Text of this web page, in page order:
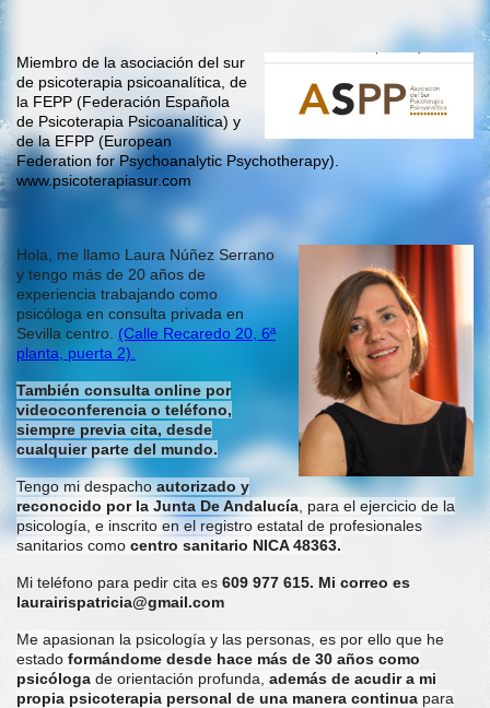
Miembro de la asociación del sur
de psicoterapia psicoanalítica, de
la FEPP (Federación Española
de Psicoterapia Psicoanalítica) y
de la EFPP (European
Federation for Psychoanalytic Psychotherapy).
www.psicoterapiasur.com
Hola, me llamo Laura Núñez Serrano
y tengo más de 20 años de
experiencia trabajando como
psicóloga en consulta privada en
Sevilla centro. (Calle Recaredo 20, 6ª
planta, puerta 2).
También consulta online por
videoconferencia o teléfono,
siempre previa cita, desde
cualquier parte del mundo.
Tengo mi despachoautorizado y
reconocido por la Junta De Andalucía , para el ejercicio de la
psicología, e inscrito en el registro estatal de profesionales
sanitarios como centro sanitario NICA 48363.
Mi teléfono para pedir cita es 609 977 615. Mi correo es
laurairispatricia@gmail.com
Me apasionan la psicología y las personas, es por ello que he
estado formándome desde hace más de 30 años como
psicóloga de orientación profunda, además de acudir a mi
propia psicoterapia personal de una manera continua para